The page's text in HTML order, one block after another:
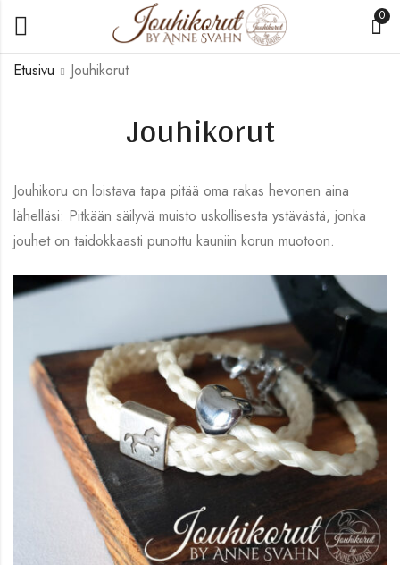
0
Jouhikorut
Etusivu Jouhikorut
Jouhikoru on loistava tapa pitää oma rakas hevonen aina
lähelläsi: Pitkään säilyvä muisto uskollisesta ystävästä, jonka
jouhet on taidokkaasti punottu kauniin korun muotoon.